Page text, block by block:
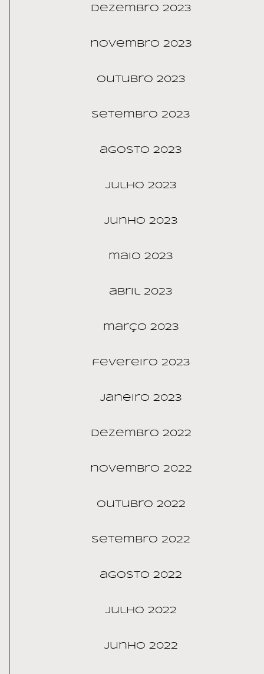
dezembro 2023
novembro 2023
outubro 2023
setembro 2023
agosto 2023
julho 2023
junho 2023
maio 2023
abril 2023
março 2023
fevereiro 2023
janeiro 2023
dezembro 2022
novembro 2022
outubro 2022
setembro 2022
agosto 2022
julho 2022
junho 2022